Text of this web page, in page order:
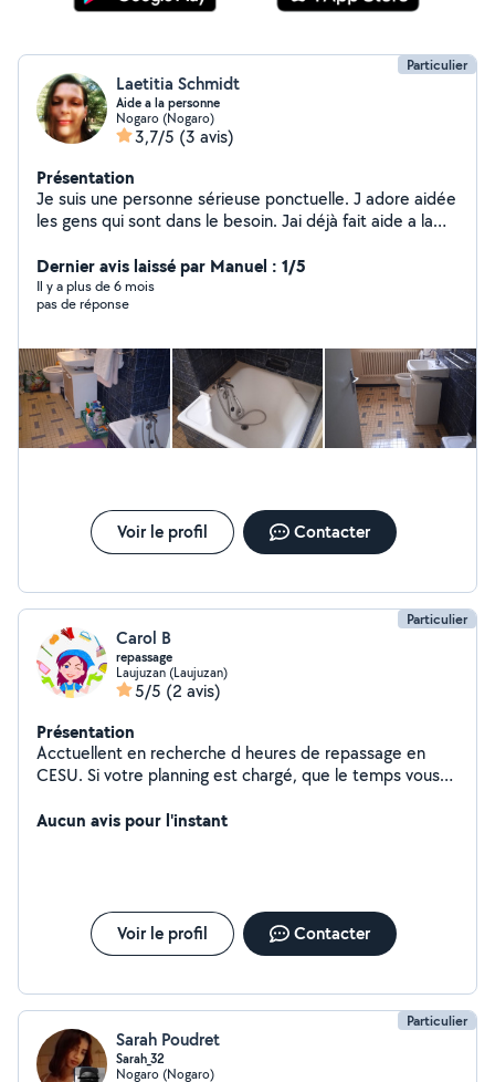
Particulier
Laetitia Schmidt
Aide a la personne
Nogaro (Nogaro)
3,7/5 (3 avis)
Présentation
Je suis une personne sérieuse ponctuelle. J adore aidée
les gens qui sont dans le besoin. Jai déjà fait aide a la
jardinage. Par contre je suis sur Nogaro et pas véhiculée.
J aimerais bien retravailler dans le ménage car j'aime sa
aider les gens a faire du nettoyage,vitres et etc... Et
une réponse favorable de votre part. Si jamais vous
trouver quelqu'un qui aurais besoin d' aide pour le
ménage ou autre. Merci cordialement Mlle Schmidt
laetitia.
Dernier avis laissé par Manuel : 1/5
Il y a plus de 6 mois
pas de réponse
Voir le profil Contacter
Particulier
Carol B
repassage
Laujuzan (Laujuzan)
5/5 (2 avis)
Présentation
Acctuellent en recherche d heures de repassage en
CESU. Si votre planning est chargé, que le temps vous
plus envie d effectuer cette tâche, je suis disponible.
Aucun avis pour l'instant
Voir le profil Contacter
Particulier
Sarah Poudret
Sarah_32
Nogaro (Nogaro)